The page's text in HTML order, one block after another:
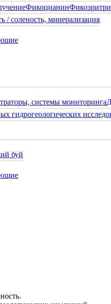
Фикоцианин
/ соленость, минерализация
системы мониторинга
гидрогеологических
буй